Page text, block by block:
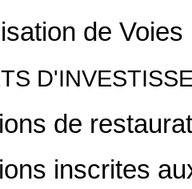
de
de
inscrites